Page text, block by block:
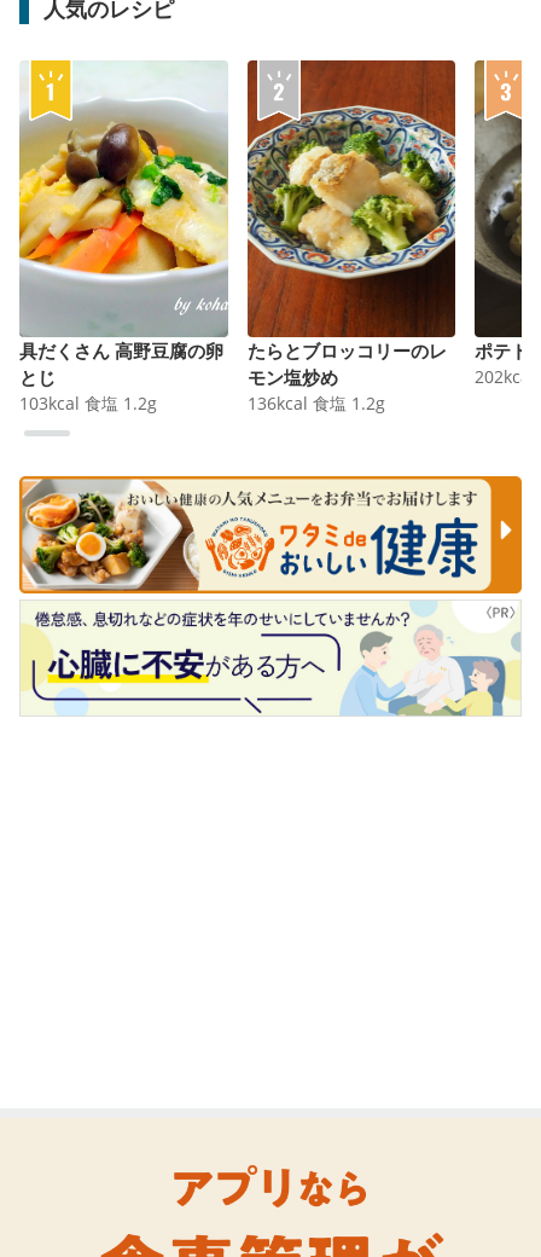
人気のレシピ
具だくさん 高野豆腐の卵
とじ
103kcal 食塩 1.2g
たらとブロッコリーのレ
モン塩炒め
136kcal 食塩 1.2g
ポテト
202kcal